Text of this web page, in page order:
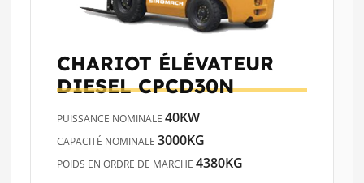
CHARIOT ÉLÉVATEUR
DIESELCPCD30N
PUISSANCE NOMINALE40KW
CAPACITÉ NOMINALE3000KG
POIDS EN ORDRE DE MARCHE4380KG